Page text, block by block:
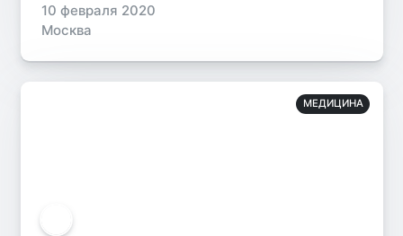
10 февраля 2020
Москва
МЕДИЦИНА